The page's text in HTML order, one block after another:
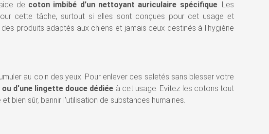
de coton imbibé d'un nettoyant auriculaire spécifique. Les
cette tâche, surtout si elles sont conçues pour cet usage et
produits adaptés aux chiens et jamais ceux destinés à l'hygiène
au coin des yeux. Pour enlever ces saletés sans blesser votre
d'une lingette douce dédiée à cet usage. Evitez les cotons tout
bien sûr, bannir l'utilisation de substances humaines.